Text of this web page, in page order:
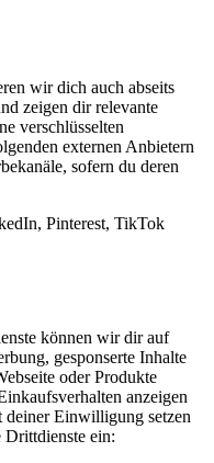
wir dich auch abseits
zeigen dir relevante
verschlüsselten
externen Anbietern
sofern du deren
Pinterest, TikTok
können wir dir auf
gesponserte Inhalte
oder Produkte
anzeigen
deiner Einwilligung setzen
Drittdienste ein: